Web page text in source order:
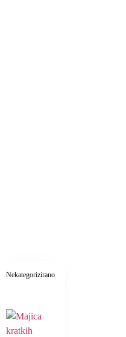
Nekategorizirano